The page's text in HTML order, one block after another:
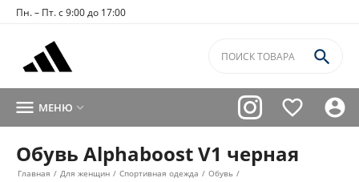
Пн. – Пт. с 9:00 до 17:00



 МЕНЮ 
Обувь Alphaboost V1 черная
Главная / Для женщин / Спортивная одежда / Обувь /